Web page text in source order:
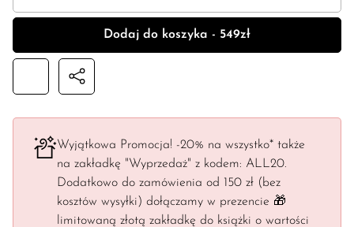
Dodaj do koszyka - 549zł
Wyjątkowa Promocja! -20% na wszystko* także
na zakładkę "Wyprzedaż" z kodem: ALL20.
Dodatkowo do zamówienia od 150 zł (bez
kosztów wysyłki) dołączamy w prezencie 🎁
limitowaną złotą zakładkę do książki o wartości